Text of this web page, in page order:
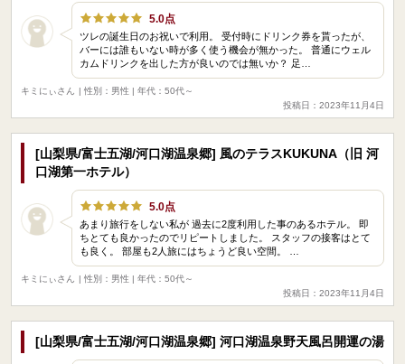
5.0点
ツレの誕生日のお祝いで利用。 受付時にドリンク券を貰ったが、
バーには誰もいない時が多く使う機会が無かった。 普通にウェル
カムドリンクを出した方が良いのでは無いか？ 足…
キミにぃさん
| 性別：男性 | 年代：50代～
投稿日：2023年11月4日
[山梨県/富士五湖/河口湖温泉郷] 風のテラスKUKUNA（旧 河
口湖第一ホテル）
5.0点
あまり旅行をしない私が 過去に2度利用した事のあるホテル。 即
ちとても良かったのでリピートしました。 スタッフの接客はとて
キミにぃさん
| 性別：男性 | 年代：50代～
投稿日：2023年11月4日
[山梨県/富士五湖/河口湖温泉郷] 河口湖温泉野天風呂開運の湯